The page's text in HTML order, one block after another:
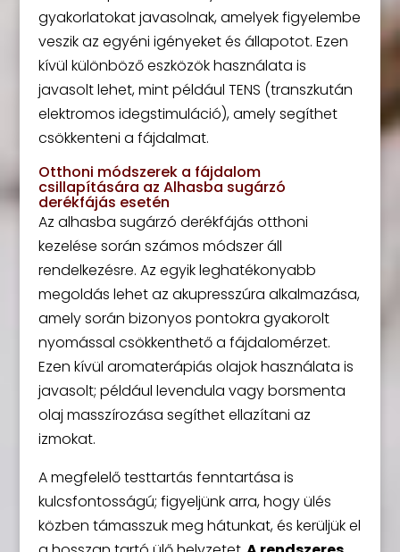
gyakorlatokat javasolnak, amelyek figyelembe
veszik az egyéni igényeket és állapotot. Ezen
kívül különböző eszközök használata is
javasolt lehet, mint például TENS (transzkután
elektromos idegstimuláció), amely segíthet
csökkenteni a fájdalmat.
Otthoni módszerek a fájdalom
csillapítására az Alhasba sugárzó
derékfájás esetén
Az alhasba sugárzó derékfájás otthoni
kezelése során számos módszer áll
rendelkezésre. Az egyik leghatékonyabb
megoldás lehet az akupresszúra alkalmazása,
amely során bizonyos pontokra gyakorolt
nyomással csökkenthető a fájdalomérzet.
Ezen kívül aromaterápiás olajok használata is
javasolt; például levendula vagy borsmenta
olaj masszírozása segíthet ellazítani az
izmokat.
A megfelelő testtartás fenntartása is
kulcsfontosságú; figyeljünk arra, hogy ülés
közben támasszuk meg hátunkat, és kerüljük el